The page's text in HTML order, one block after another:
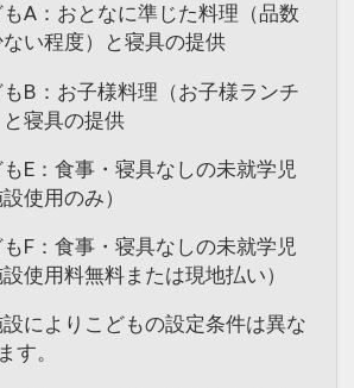
年4月1日～2026年11月
トコース番号：DP-1-
もA：おとなに準じた料理（品数
ない程度）と寝具の提供
もB：お子様料理（お子様ランチ
寝具の提供
もE：食事・寝具なしの未就学児
設使用のみ）
もF：食事・寝具なしの未就学児
設使用料無料または現地払い）
によりこどもの設定条件は異な
す。